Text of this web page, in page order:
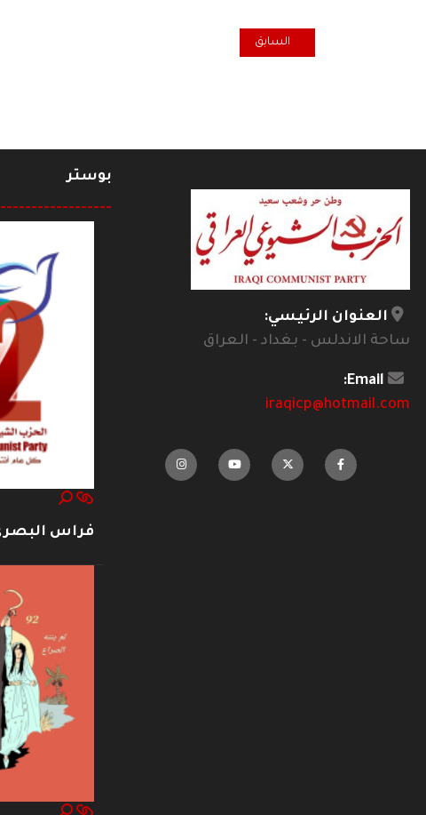
المقال السابق: المقهى الثقافي بلندن يحتفي بـ١٤ تموز ويكرس أمسيته بالغناء والحديث عن" صعود وهبوط الأغنية وتألقها في السبعينات"
السابق
العنوان الرئيسي:
ساحة الاندلس - بغداد - العراق
Email:
iraqicp@hotmail.com
بوستر
فراس